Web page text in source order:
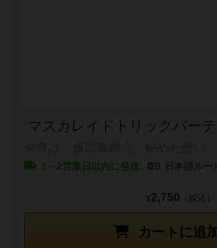
マスカレイドトリックパー
1～2営業日以内に発送
カートに追
¥2,750 （税込）